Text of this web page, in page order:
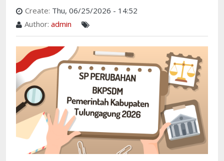
Create: Thu, 06/25/2026 - 14:52
Author: admin